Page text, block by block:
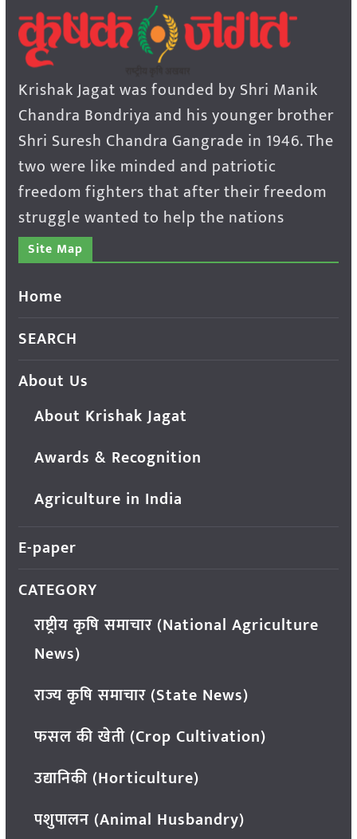
Krishak Jagat was founded by Shri Manik
Chandra Bondriya and his younger brother
Shri Suresh Chandra Gangrade in 1946. The
two were like minded and patriotic
freedom fighters that after their freedom
struggle wanted to help the nations
Site Map
Home
SEARCH
About Us
About Krishak Jagat
Awards & Recognition
Agriculture in India
E-paper
CATEGORY
राष्ट्रीय कृषि समाचार (National Agriculture
News)
राज्य कृषि समाचार (State News)
फसल की खेती (Crop Cultivation)
उद्यानिकी (Horticulture)
पशुपालन (Animal Husbandry)